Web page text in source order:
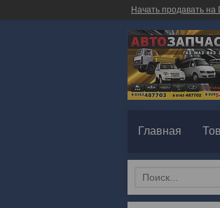
Начать продавать на
Главная